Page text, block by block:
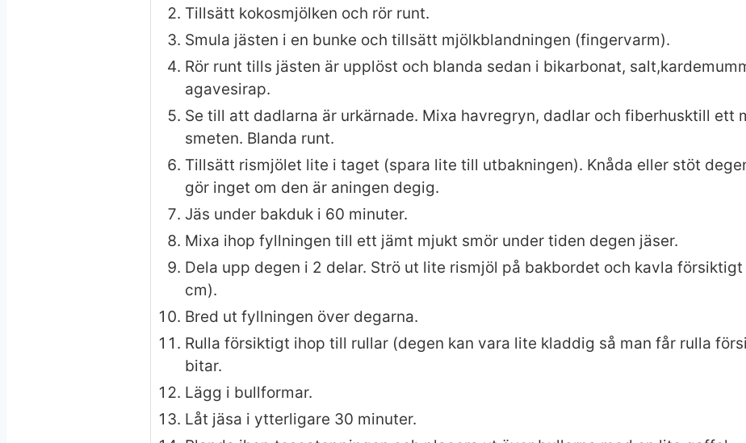
Tillsätt kokosmjölken och rör runt.
Smula jästen i en bunke och tillsätt mjölkblandningen (fingervarm).
Rör runt tills jästen är upplöst och blanda sedan i bikarbonat,
agavesirap.
Se till att dadlarna är urkärnade. Mixa havregryn, dadlar och fiberhusktill ett
smeten. Blanda runt.
Tillsätt rismjölet lite i taget (spara lite till utbakningen). Knåda eller stöt
gör inget om den är aningen degig.
Jäs under bakduk i 60 minuter.
Mixa ihop fyllningen till ett jämt mjukt smör under tiden degen jäser.
Dela upp degen i 2 delar. Strö ut lite rismjöl på bakbordet och kavla
cm).
Bred ut fyllningen över degarna.
Rulla försiktigt ihop till rullar (degen kan vara lite kladdig så man får rulla
bitar.
Lägg i bullformar.
Låt jäsa i ytterligare 30 minuter.